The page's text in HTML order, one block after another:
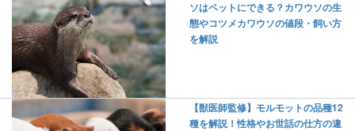
ソはペットにできる？カワウソの生
態やコツメカワウソの値段・飼い方
を解説
【獣医師監修】モルモットの品種12
種を解説！性格やお世話の仕方の違